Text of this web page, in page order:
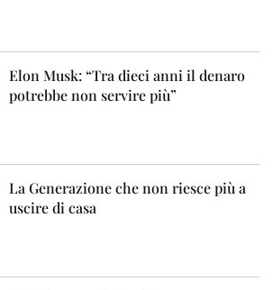
Elon Musk: “Tra dieci anni il denaro
potrebbe non servire più”
La Generazione che non riesce più a
uscire di casa